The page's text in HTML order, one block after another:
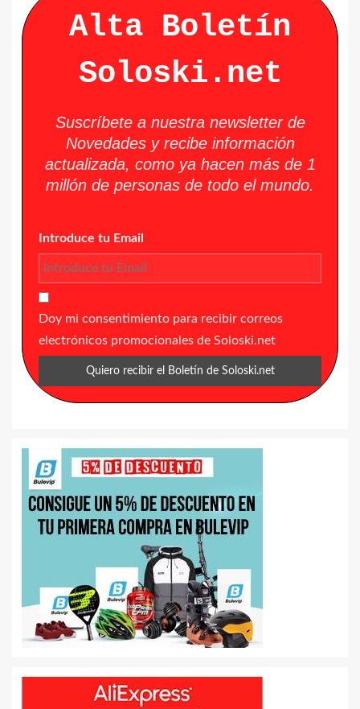
Alta Boletín
Soloski.net
Suscríbete a nuestra newsletter de
Novedades y recibe información
actualizada, como ya hacen más de 1
millón de personas de todo el mundo.
Introduce tu Email
Doy mi consentimiento para recibir correos
electrónicos promocionales de Soloski.net